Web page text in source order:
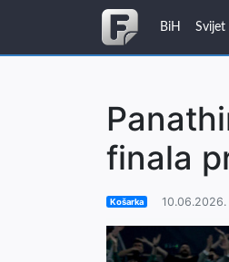
BiH Svijet
finala
Košarka